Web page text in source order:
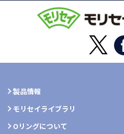
製品情報
モリセイライブラリ
Oリングについて